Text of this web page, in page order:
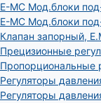
E-MC Мод.блоки
E-MC Мод.блоки
Клапан запорный,
Прецизионные
Пропорциональные
Регуляторы
Регуляторы